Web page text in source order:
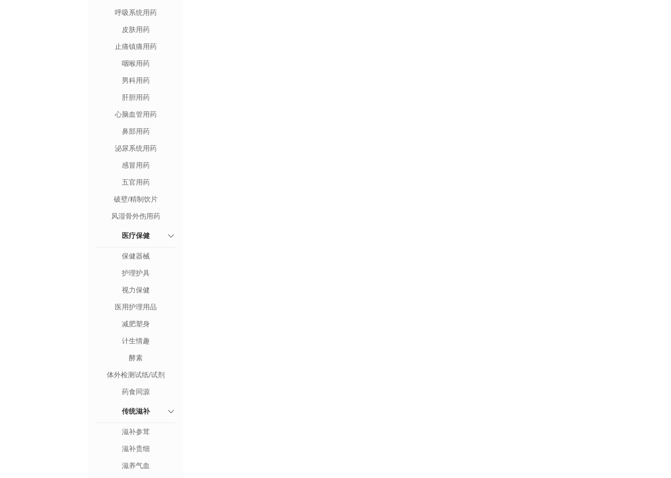
呼吸系统用药
皮肤用药
止痛镇痛用药
咽喉用药
男科用药
肝胆用药
心脑血管用药
鼻部用药
泌尿系统用药
感冒用药
五官用药
破壁/精制饮片
风湿骨外伤用药
医疗保健
保健器械
护理护具
视力保健
医用护理用品
减肥塑身
计生情趣
酵素
体外检测试纸/试剂
药食同源
传统滋补
滋补参茸
滋补贵细
滋养气血